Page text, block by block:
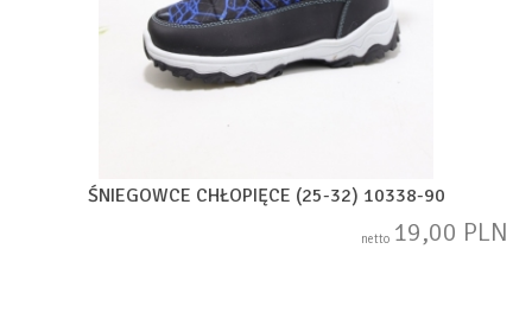
ŚNIEGOWCE CHŁOPIĘCE (25-32) 10338-90
netto 19,00 PLN